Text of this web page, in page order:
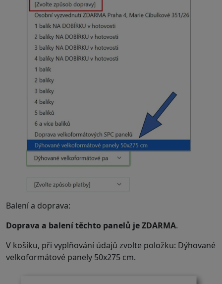
Balení a doprava:
Doprava a balení těchto panelů je ZDARMA.
V košíku, při vyplňování údajů zvolte položku: Dýhované
velkoformátové panely 50x275 cm.